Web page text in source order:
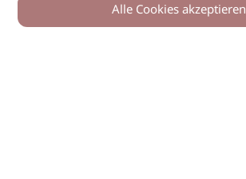
0
Alle Cookies akzeptieren